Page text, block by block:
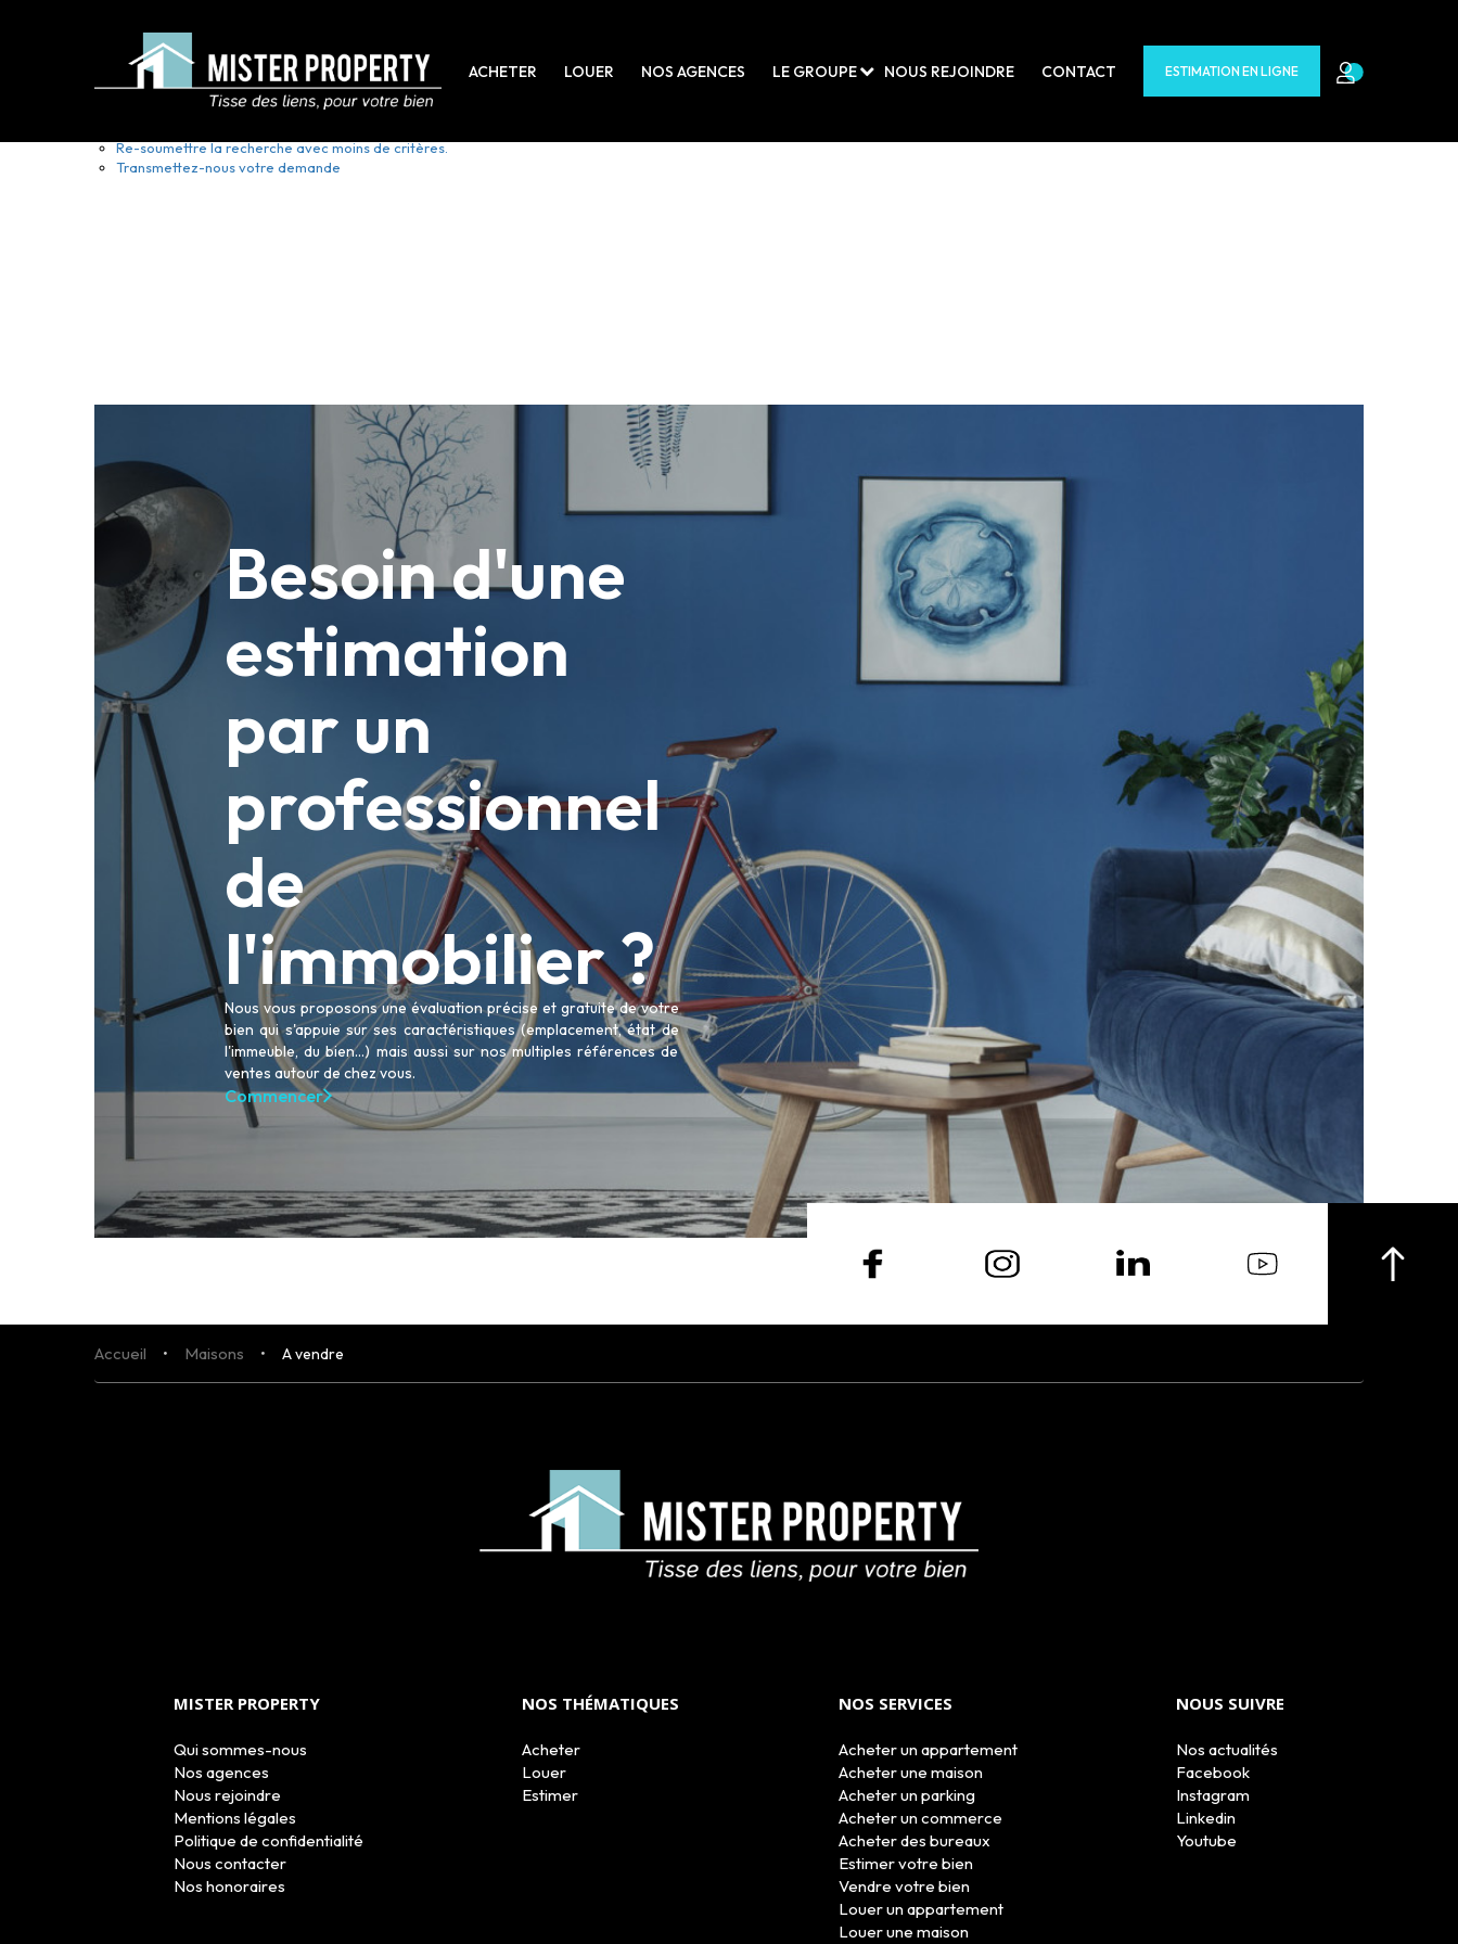
NOUS REJOINDRE
ACHETER LOUER NOS AGENCES LE GROUPE NOUS REJOINDRE CONTACT ESTIMATION EN LIGNE
Maisons a vendre
Re-soumettre la recherche avec moins de critères.
Transmettez-nous votre demande
Besoin d'une
estimation
par un
professionnel
de
l'immobilier ?
Nous vous proposons une évaluation précise et gratuite de votre
bien qui s'appuie sur ses caractéristiques (emplacement, état de
l'immeuble, du bien...) mais aussi sur nos multiples références de
ventes autour de chez vous.
Commencer
Accueil Maisons A vendre
MISTER PROPERTY
Qui sommes-nous
Nos agences
Nous rejoindre
Mentions légales
Politique de confidentialité
Nous contacter
Nos honoraires
NOS THÉMATIQUES
Acheter
Louer
Estimer
NOS SERVICES
Acheter un appartement
Acheter une maison
Acheter un parking
Acheter un commerce
Acheter des bureaux
Estimer votre bien
Vendre votre bien
Louer un appartement
Louer une maison
NOUS SUIVRE
Nos actualités
Facebook
Instagram
Linkedin
Youtube